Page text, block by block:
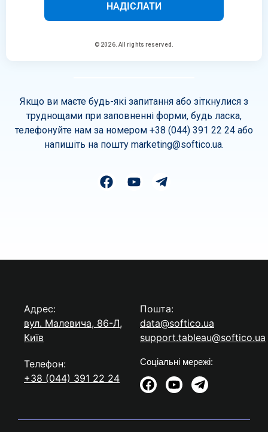
НАДІСЛАТИ
© 2026. All rights reserved.
Якщо ви маєте будь-які запитання або зіткнулися з
труднощами при заповненні форми, будь ласка,
телефонуйте нам за номером +38 (044) 391 22 24 або
напишіть на пошту marketing@softico.ua.
Адрес:
вул. Малевича, 86-Л,
Київ
Пошта:
data@softico.ua
support.tableau@softico.ua
Телефон:
+38 (044) 391 22 24
Соціальні мережі: